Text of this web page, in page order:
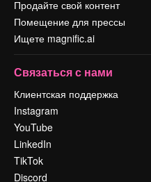
Продайте свой контент
Помещение для прессы
Ищете magnific.ai
Связаться с нами
Клиентская поддержка
Instagram
YouTube
LinkedIn
TikTok
Discord